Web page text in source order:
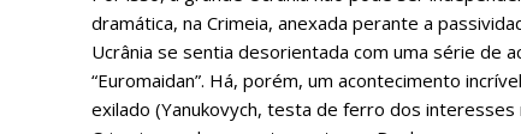
dramática, na Crimeia, anexada perante a
Ucrânia se sentia desorientada com uma série de
“Euromaidan”. Há, porém, um acontecimento
exilado (Yanukovych, testa de ferro dos